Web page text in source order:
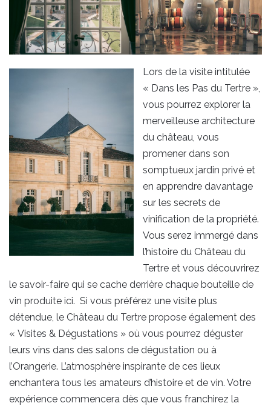
Lors de la visite intitulée
« Dans les Pas du Tertre »,
vous pourrez explorer la
merveilleuse architecture
du château, vous
promener dans son
somptueux jardin privé et
en apprendre davantage
sur les secrets de
vinification de la propriété.
Vous serez immergé dans
l’histoire du Château du
Tertre et vous découvrirez
le savoir-faire qui se cache derrière chaque bouteille de
vin produite ici. Si vous préférez une visite plus
détendue, le Château du Tertre propose également des
« Visites & Dégustations » où vous pourrez déguster
leurs vins dans des salons de dégustation ou à
l’Orangerie. L’atmosphère inspirante de ces lieux
enchantera tous les amateurs d’histoire et de vin. Votre
expérience commencera dès que vous franchirez la